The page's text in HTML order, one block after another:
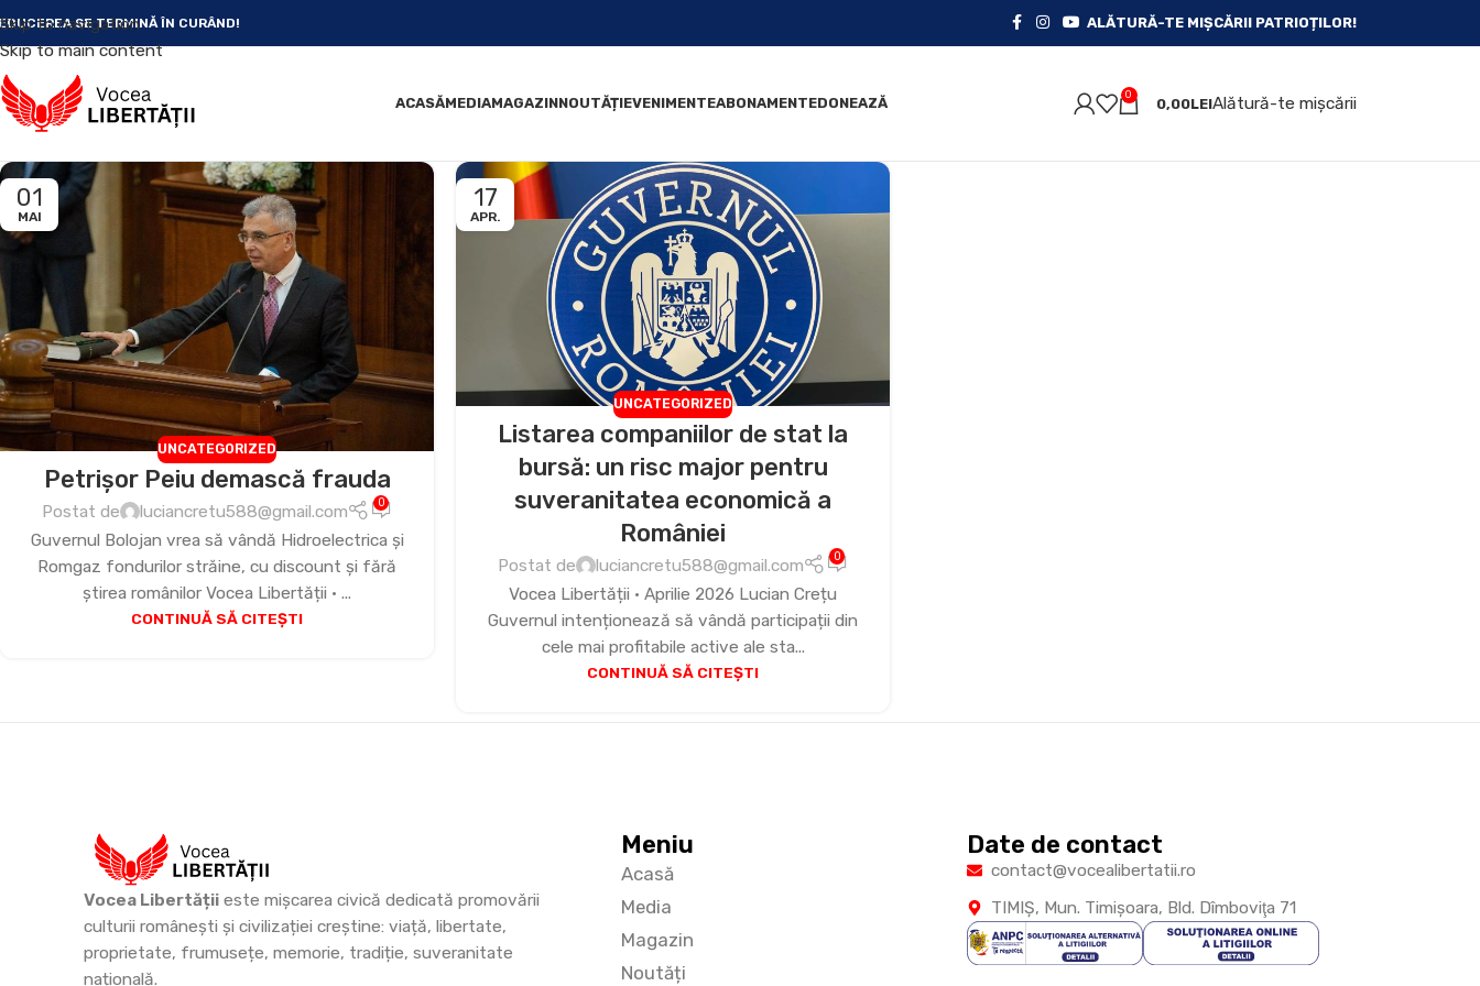
Skip to navigation
Skip to main content
SE TERMINĂ ÎN CURÂND! ALĂTURĂ-TE MIȘCĂRII PATRIOȚILOR!
ACASĂMEDIAMAGAZINNOUTĂȚIEVENIMENTEABONAMENTEDONEAZĂ 0
0,00LEIAlătură-te mișcării
01
MAI
UNCATEGORIZED
Petrișor Peiu demască frauda
Postat de luciancretu588@gmail.com 0
Guvernul Bolojan vrea să vândă Hidroelectrica și
Romgaz fondurilor străine, cu discount și fără
știrea românilor Vocea Libertății • ...
CONTINUĂ SĂ CITEȘTI
17
APR.
UNCATEGORIZED
Listarea companiilor de stat la
bursă: un risc major pentru
suveranitatea economică a
României
Postat de luciancretu588@gmail.com 0
Vocea Libertății • Aprilie 2026 Lucian Crețu
Guvernul intenționează să vândă participații din
cele mai profitabile active ale sta...
CONTINUĂ SĂ CITEȘTI
Vocea Libertățiieste mișcarea civică dedicată promovării
culturii românești și civilizației creștine: viață, libertate,
proprietate, frumusețe, memorie, tradiție, suveranitate
națională.
Meniu
Acasă
Media
Magazin
Noutăți
Date de contact
contact@vocealibertatii.ro
TIMIŞ, Mun. Timişoara, Bld. Dîmboviţa 71